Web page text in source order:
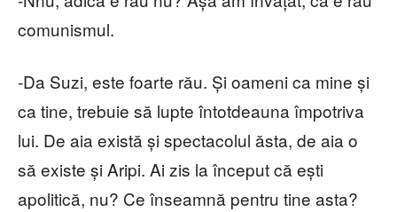
comunismul.
-Da Suzi, este foarte rău. Și oameni ca mine și
ca tine, trebuie să lupte întotdeauna împotriva
lui. De aia există și spectacolul ăsta, de aia o
să existe și Aripi. Ai zis la început că ești
apolitică, nu? Ce înseamnă pentru tine asta?